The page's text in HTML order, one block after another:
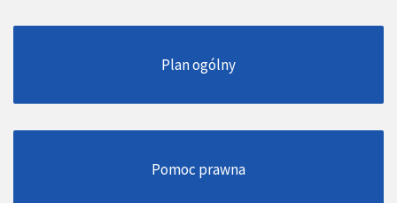
Plan ogólny
Pomoc prawna